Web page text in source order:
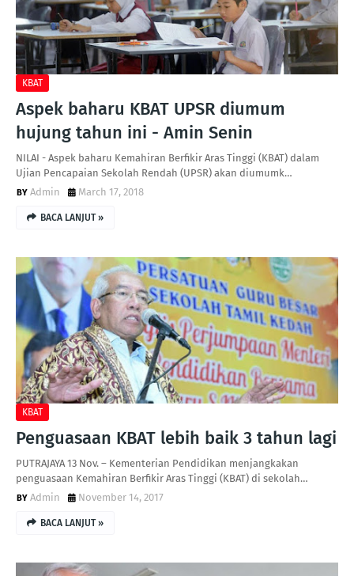
KBAT
Aspek baharu KBAT UPSR diumum
hujung tahun ini - Amin Senin
NILAI - Aspek baharu Kemahiran Berfikir Aras Tinggi (KBAT) dalam
Ujian Pencapaian Sekolah Rendah (UPSR) akan diumumk…
Admin
March 17, 2018
BACA LANJUT »
KBAT
Penguasaan KBAT lebih baik 3 tahun lagi
PUTRAJAYA 13 Nov. – Kementerian Pendidikan menjangkakan
penguasaan Kemahiran Berfikir Aras Tinggi (KBAT) di sekolah…
Admin
November 14, 2017
BACA LANJUT »